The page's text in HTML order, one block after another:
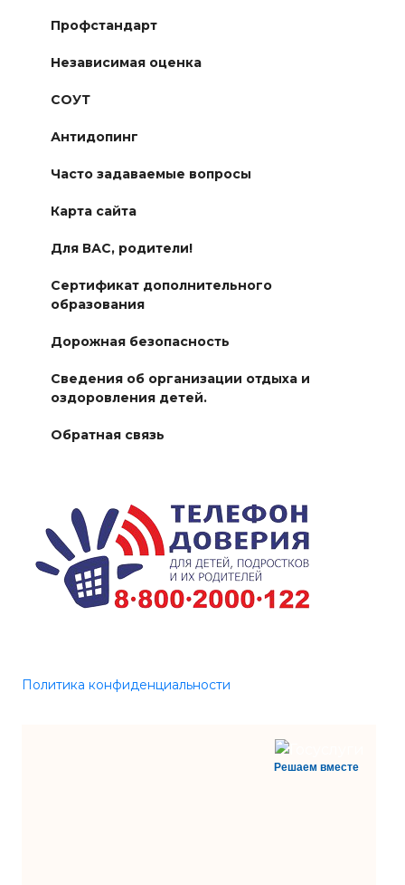
Профстандарт
Независимая оценка
СОУТ
Антидопинг
Часто задаваемые вопросы
Карта сайта
Для ВАС, родители!
Сертификат дополнительного
образования
Дорожная безопасность
Сведения об организации отдыха и
оздоровления детей.
Обратная связь
Политика конфиденциальности
Решаем вместе